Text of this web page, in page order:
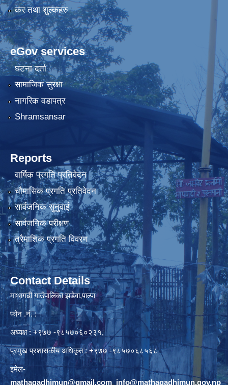
कर तथा शुल्कहरु
eGov services
घटना दर्ता
सामाजिक सुरक्षा
नागरिक वडापत्र
Shramsansar
Reports
वार्षिक प्रगति प्रतिवेदन
चौमासिक प्रगति प्रतिवेदन
सार्वजनिक सुनुवाई
सार्वजनिक परीक्षण
त्रैमाशिक प्रगति विवरण
Contact Details
माथागढी गाउँपालिका झडेवा,पाल्पा
फोन .नं. :
अध्यक्ष : +९७७ -९८५७०६०२३१,
प्रमुख प्रशासकीय अधिकृत : +९७७ -९८५७०६८५६८
इमेल-
mathagadhimun@gmail.com, info@mathagadhimun.gov.np